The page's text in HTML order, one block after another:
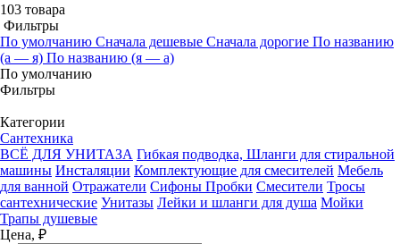
103 товара
Фильтры
По умолчанию Сначала дешевые Сначала дорогие По названию
(а — я) По названию (я — а)
По умолчанию
Фильтры
Категории
Сантехника
ВСЁ ДЛЯ УНИТАЗА Гибкая подводка, Шланги для стиральной
машины Инсталяции Комплектующие для смесителей Мебель
для ванной Отражатели Сифоны Пробки Смесители Тросы
сантехнические Унитазы Лейки и шланги для душа Мойки
Трапы душевые
Цена, ₽